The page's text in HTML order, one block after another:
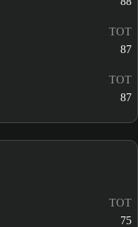
TOT
87
TOT
87
TOT
75